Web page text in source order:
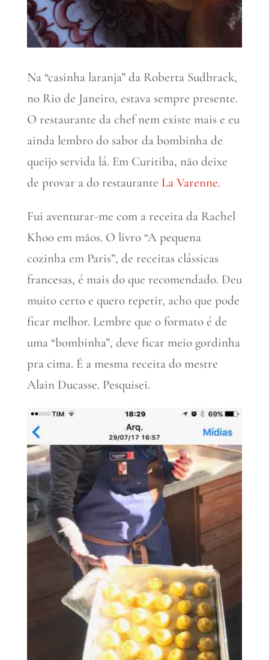
Na “casinha laranja” da Roberta Sudbrack,
no Rio de Janeiro, estava sempre presente.
O restaurante da chef nem existe mais e eu
ainda lembro do sabor da bombinha de
queijo servida lá. Em Curitiba, não deixe
de provar a do restaurante La Varenne.
Fui aventurar-me com a receita da Rachel
Khoo em mãos. O livro “A pequena
cozinha em Paris”, de receitas clássicas
francesas, é mais do que recomendado. Deu
muito certo e quero repetir, acho que pode
ficar melhor. Lembre que o formato é de
uma “bombinha”, deve ficar meio gordinha
pra cima. É a mesma receita do mestre
Alain Ducasse. Pesquisei.